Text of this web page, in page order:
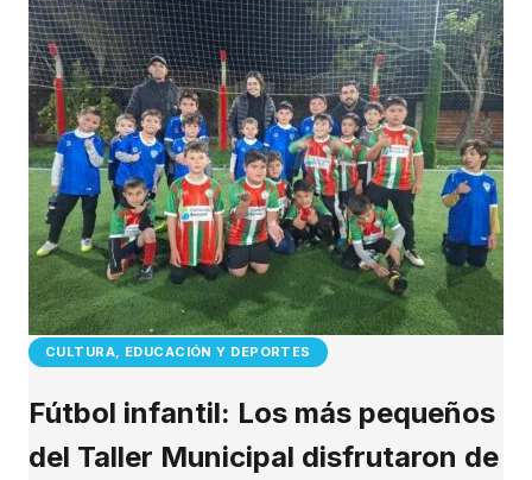
CULTURA, EDUCACIÓN Y DEPORTES
Fútbol infantil: Los más pequeños
del Taller Municipal disfrutaron de